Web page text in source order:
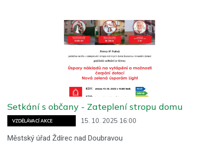
VZDĚLÁVACÍ AKCE 15. 10. 2025 16:00
Setkání s občany - Zateplení stropu domu
Městský úřad Ždírec nad Doubravou